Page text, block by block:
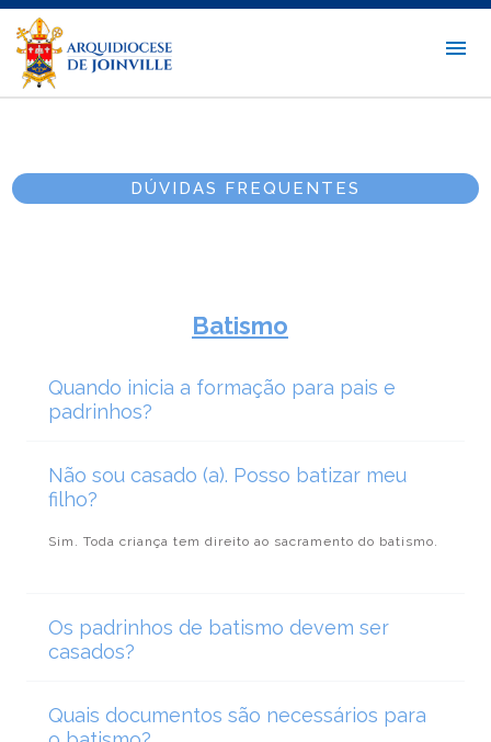
DÚVIDAS FREQUENTES
Batismo
Quando inicia a formação para pais e
padrinhos?
Não sou casado (a). Posso batizar meu
filho?
Sim. Toda criança tem direito ao sacramento do batismo.
Os padrinhos de batismo devem ser
casados?
Quais documentos são necessários para